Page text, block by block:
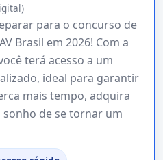
para o concurso de
Brasil em 2026! Com a
terá acesso a um
ideal para garantir
mais tempo, adquira
de se tornar um